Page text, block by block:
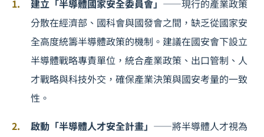
建立「半導體國家安全委員會」 ——現行的產業政策
分散在經濟部、國科會與國發會之間，缺乏從國家安
全高度統籌半導體政策的機制。建議在國安會下設立
半導體戰略專責單位，統合產業政策、出口管制、人
才戰略與科技外交 ，確保產業決策與國安考量的一致
性。
啟動「半導體人才安全計畫」 ——將半導體人才視為